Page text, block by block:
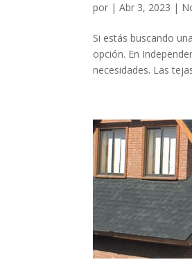
por |Abr 3, 2023 |
Si estás buscando
opción. En
necesidades. Las